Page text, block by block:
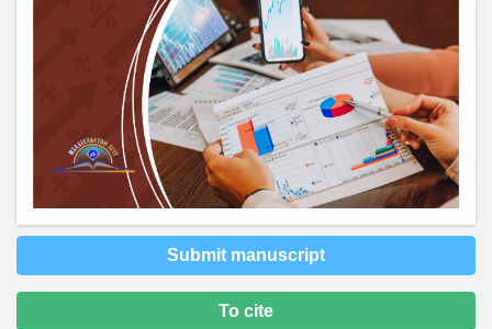
Submit manuscript
To cite